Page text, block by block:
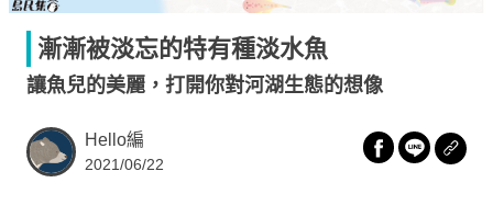
漸漸被淡忘的特有種淡水魚
讓魚兒的美麗，打開你對河湖生態的想像
Hello編
2021/06/22